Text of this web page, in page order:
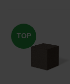
TOP